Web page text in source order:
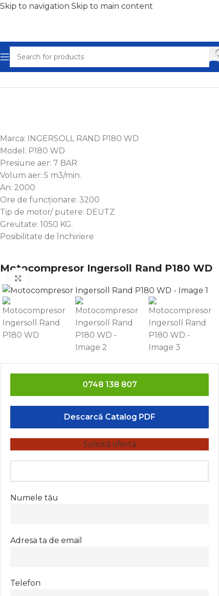
Skip to navigation Skip to main content
Home/Compresoare aer ieftine - Ocazii
Marca: INGERSOLL RAND P180 WD
Model: P180 WD
Presiune aer: 7 BAR
Volum aer: 5 m3/min.
An: 2000
Ore de funcționare: 3200
Tip de motor/ putere: DEUTZ
Greutate: 1050 KG.
Posibilitate de închiriere
Motocompresor Ingersoll Rand P180 WD
0748 138 807
Descarcă Catalog PDF
Solicită ofertă
Numele tău
Adresa ta de email
Telefon